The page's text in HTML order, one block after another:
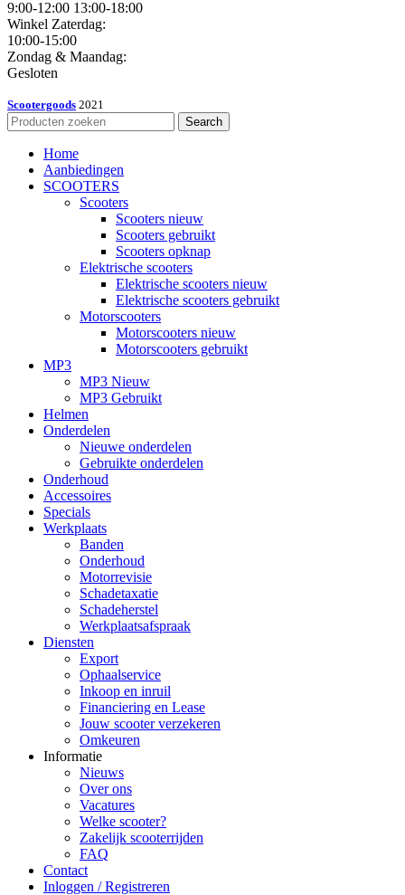
9:00-12:00 13:00-18:00
Winkel Zaterdag:
10:00-15:00
Zondag & Maandag:
Gesloten
Scootergoods 2021
Search
Home
Aanbiedingen
SCOOTERS
Scooters
Scooters nieuw
Scooters gebruikt
Scooters opknap
Elektrische scooters
Elektrische scooters nieuw
Elektrische scooters gebruikt
Motorscooters
Motorscooters nieuw
Motorscooters gebruikt
MP3
MP3 Nieuw
MP3 Gebruikt
Helmen
Onderdelen
Nieuwe onderdelen
Gebruikte onderdelen
Onderhoud
Accessoires
Specials
Werkplaats
Banden
Onderhoud
Motorrevisie
Schadetaxatie
Schadeherstel
Werkplaatsafspraak
Diensten
Export
Ophaalservice
Inkoop en inruil
Financiering en Lease
Jouw scooter verzekeren
Omkeuren
Informatie
Nieuws
Over ons
Vacatures
Welke scooter?
Zakelijk scooterrijden
FAQ
Contact
Inloggen / Registreren